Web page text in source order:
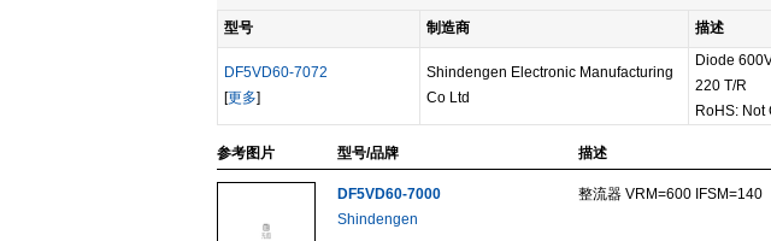
型号 制造商 描述
DF5VD60-7072
[更多]
Shindengen Electronic Manufacturing
Co Ltd
Diode
220 T/R
RoHS:
参考图片 型号/品牌 描述
DF5VD60-7000
Shindengen
整流器 VRM=600 IFSM=140